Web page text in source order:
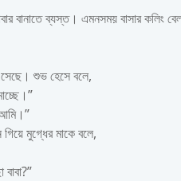
বানাতে ব্যস্ত। এমনসময় বাসার কলিং
শুভ হেসে বলে,
আমি।”
গিয়ে মুগ্ধের মাকে বলে,